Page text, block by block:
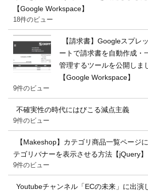
【Google Workspace】
18件のビュー
【請求書】Googleスプレ
ートで請求書を自動作成・
管理するツールを公開しま
【Google Workspace】
9件のビュー
不確実性の時代にはびこる減点主義
9件のビュー
【Makeshop】カテゴリ商品一覧ページ
テゴリバナーを表示させる方法【jQuery】
9件のビュー
Youtubeチャンネル「ECの未来」に出演